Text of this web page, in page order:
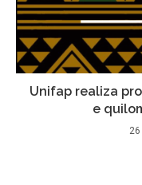
Unifap realiza
e